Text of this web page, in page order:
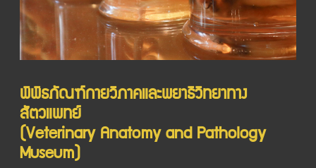
พิพิธภัณฑ์กายวิภาคและพยาธิวิทยาทาง
สัตวแพทย์
(Veterinary Anatomy and Pathology
Museum)